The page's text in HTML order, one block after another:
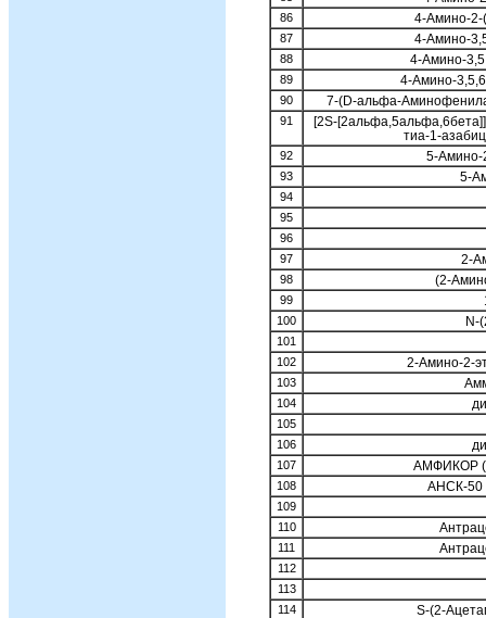
86 4-Амино-2-
87 4-Амино-
88 4-Амино-
89 4-Амино-
90 7-(D-альфа-
91
[2S-
тиа-1-
92 5-Амино-
93 5-
94
95
96
97
2-
98 (2-
99
100 N-
101
102
2-Амино-2-
103
104
105
106
107 АМФИКОР
108 АНСК-50
109
110
111
112
113
114
S-(2-